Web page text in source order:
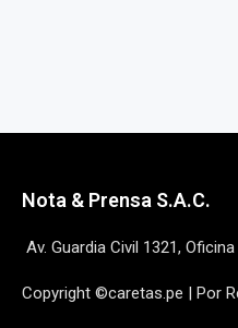
Nota & Prensa S.A.C.
Av. Guardia Civil 1321,
Copyright ©caretas.pe | Por